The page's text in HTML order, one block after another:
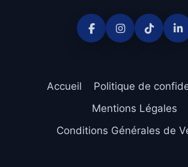
Accueil
Politique de
Mentions Légales
Conditions Générales de